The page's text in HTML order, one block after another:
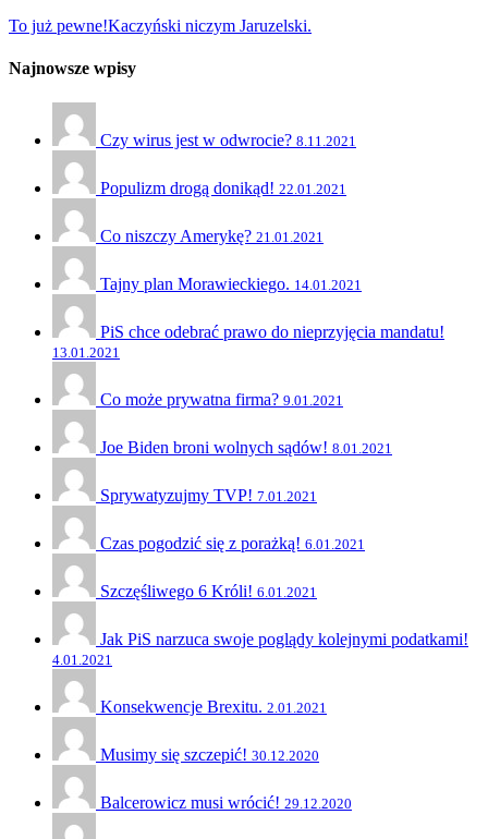
To już pewne!Kaczyński niczym Jaruzelski.
Najnowsze wpisy
Czy wirus jest w odwrocie? 8.11.2021
Populizm drogą donikąd! 22.01.2021
Co niszczy Amerykę? 21.01.2021
Tajny plan Morawieckiego. 14.01.2021
PiS chce odebrać prawo do nieprzyjęcia mandatu!
13.01.2021
Co może prywatna firma? 9.01.2021
Joe Biden broni wolnych sądów! 8.01.2021
Sprywatyzujmy TVP! 7.01.2021
Czas pogodzić się z porażką! 6.01.2021
Szczęśliwego 6 Króli! 6.01.2021
Jak PiS narzuca swoje poglądy kolejnymi podatkami!
4.01.2021
Konsekwencje Brexitu. 2.01.2021
Musimy się szczepić! 30.12.2020
Balcerowicz musi wrócić! 29.12.2020